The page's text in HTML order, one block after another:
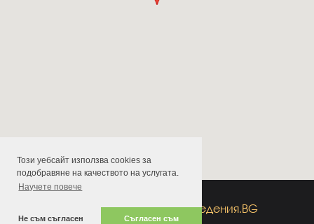
Този уебсайт използва cookies за
подобравяне на качеството на услугата.
Научете повече
Не съм съгласен Съгласен съм
All rights reserved byзаведения.BG